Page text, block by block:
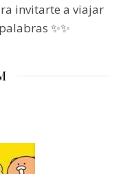
invitarte a viajar
✨✨